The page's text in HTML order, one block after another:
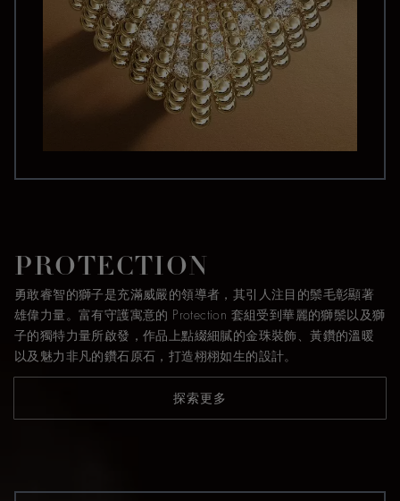
PROTECTION
勇敢睿智的獅子是充滿威嚴的領導者，其引人注目的鬃毛彰顯著
雄偉力量。富有守護寓意的 Protection 套組受到華麗的獅鬃以及獅
子的獨特力量所啟發，作品上點綴細膩的金珠裝飾、黃鑽的溫暖
以及魅力非凡的鑽石原石，打造栩栩如生的設計。
探索更多